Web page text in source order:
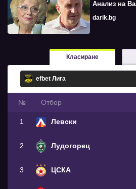
Анализ на
darik.bg
Класиране
№ Oтбор
1 Левски
2 Лудогорец
3 ЦСКА